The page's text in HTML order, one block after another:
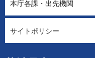
本庁各課・出先機関
サイトポリシー